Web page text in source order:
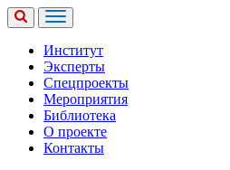
Институт
Эксперты
Спецпроекты
Мероприятия
Библиотека
О проекте
Контакты